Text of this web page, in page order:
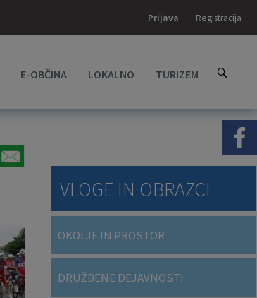
Prijava Registracija
E-OBČINA LOKALNO TURIZEM
VLOGE IN OBRAZCI
OKOLJE IN PROSTOR
DRUŽBENE DEJAVNOSTI